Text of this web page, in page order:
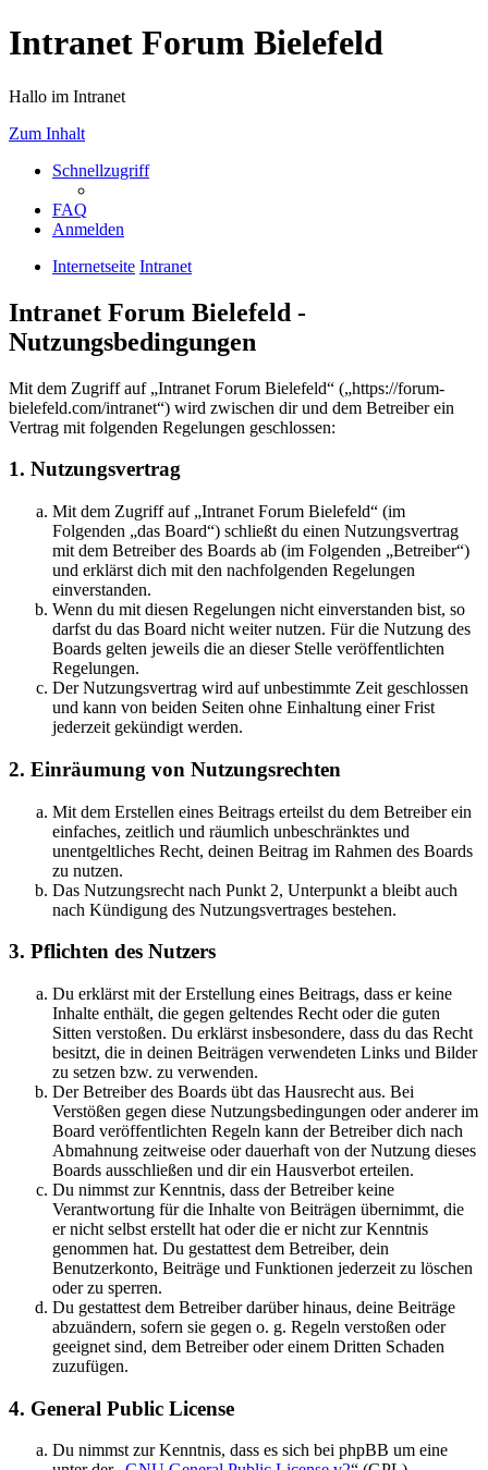
Intranet Forum Bielefeld
Hallo im Intranet
Zum Inhalt
Schnellzugriff
FAQ
Anmelden
Internetseite Intranet
Intranet Forum Bielefeld -
Nutzungsbedingungen
Mit dem Zugriff auf „Intranet Forum Bielefeld“ („https://forum-
bielefeld.com/intranet“) wird zwischen dir und dem Betreiber ein
Vertrag mit folgenden Regelungen geschlossen:
1. Nutzungsvertrag
Mit dem Zugriff auf „Intranet Forum Bielefeld“ (im
Folgenden „das Board“) schließt du einen Nutzungsvertrag
mit dem Betreiber des Boards ab (im Folgenden „Betreiber“)
und erklärst dich mit den nachfolgenden Regelungen
einverstanden.
Wenn du mit diesen Regelungen nicht einverstanden bist, so
darfst du das Board nicht weiter nutzen. Für die Nutzung des
Boards gelten jeweils die an dieser Stelle veröffentlichten
Regelungen.
Der Nutzungsvertrag wird auf unbestimmte Zeit geschlossen
und kann von beiden Seiten ohne Einhaltung einer Frist
jederzeit gekündigt werden.
2. Einräumung von Nutzungsrechten
Mit dem Erstellen eines Beitrags erteilst du dem Betreiber ein
einfaches, zeitlich und räumlich unbeschränktes und
unentgeltliches Recht, deinen Beitrag im Rahmen des Boards
zu nutzen.
Das Nutzungsrecht nach Punkt 2, Unterpunkt a bleibt auch
nach Kündigung des Nutzungsvertrages bestehen.
3. Pflichten des Nutzers
Du erklärst mit der Erstellung eines Beitrags, dass er keine
Inhalte enthält, die gegen geltendes Recht oder die guten
Sitten verstoßen. Du erklärst insbesondere, dass du das Recht
besitzt, die in deinen Beiträgen verwendeten Links und Bilder
zu setzen bzw. zu verwenden.
Der Betreiber des Boards übt das Hausrecht aus. Bei
Verstößen gegen diese Nutzungsbedingungen oder anderer im
Board veröffentlichten Regeln kann der Betreiber dich nach
Abmahnung zeitweise oder dauerhaft von der Nutzung dieses
Boards ausschließen und dir ein Hausverbot erteilen.
Du nimmst zur Kenntnis, dass der Betreiber keine
Verantwortung für die Inhalte von Beiträgen übernimmt, die
er nicht selbst erstellt hat oder die er nicht zur Kenntnis
genommen hat. Du gestattest dem Betreiber, dein
Benutzerkonto, Beiträge und Funktionen jederzeit zu löschen
oder zu sperren.
Du gestattest dem Betreiber darüber hinaus, deine Beiträge
abzuändern, sofern sie gegen o. g. Regeln verstoßen oder
geeignet sind, dem Betreiber oder einem Dritten Schaden
zuzufügen.
4. General Public License
Du nimmst zur Kenntnis, dass es sich bei phpBB um eine